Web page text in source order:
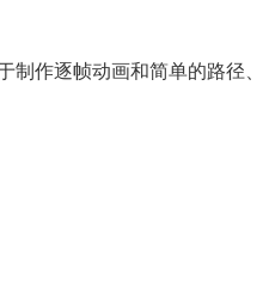
作逐帧动画和简单的路径